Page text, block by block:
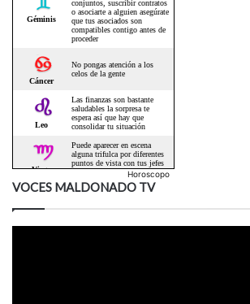
Horoscopo
VOCES MALDONADO TV